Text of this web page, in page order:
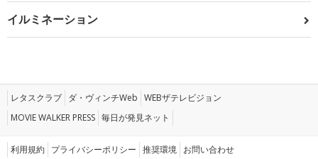
イルミネーション
レタスクラブ ダ・ヴィンチWeb WEBザテレビジョン
MOVIE WALKER PRESS 毎日が発見ネット
利用規約 プライバシーポリシー 推奨環境 お問い合わせ